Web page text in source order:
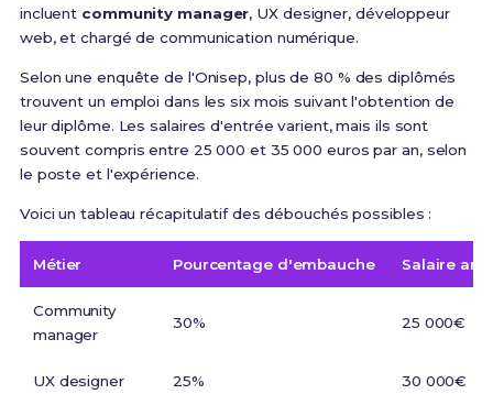
incluent community manager, UX designer, développeur
web, et chargé de communication numérique.
Selon une enquête de l'Onisep, plus de 80 % des diplômés
trouvent un emploi dans les six mois suivant l'obtention de
leur diplôme. Les salaires d'entrée varient, mais ils sont
souvent compris entre 25 000 et 35 000 euros par an, selon
le poste et l'expérience.
Voici un tableau récapitulatif des débouchés possibles :
Métier Pourcentage d'embauche Salaire
Community
manager
30% 25 000€
UX designer 25% 30 000€